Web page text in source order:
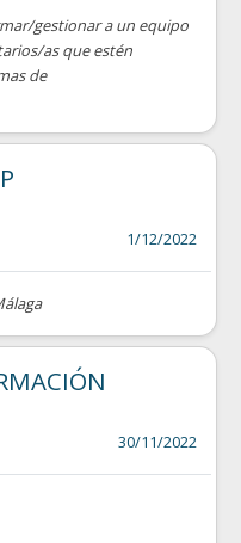
gestionar a un equipo
as que estén
de
1/12/2022
30/11/2022